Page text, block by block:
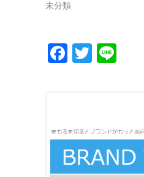
未分類
Facebook
Twitter